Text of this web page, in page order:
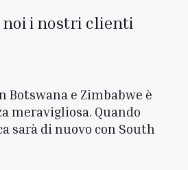
noi i nostri clienti
Botswana e Zimbabwe è
meravigliosa. Quando
sarà di nuovo con South